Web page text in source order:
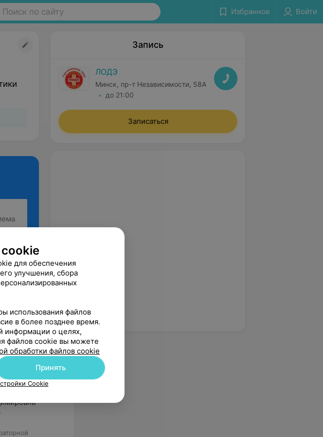
Поиск по сайту Избранное Войти
Запись
ЛОДЭ
Минск, пр-т Независимости, 58А
до 21:00
Записаться
для обеспечения
улучшения, сбора
использования файлов
в более позднее время.
информации о целях,
файлов cookie вы можете
обработки файлов cookie
Принять
Cookie